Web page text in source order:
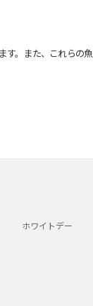
。また、これらの
ホワイトデー